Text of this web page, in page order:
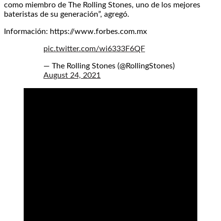
como miembro de The Rolling Stones, uno de los mejores
bateristas de su generación”, agregó.
Información: https://www.forbes.com.mx
pic.twitter.com/wi6333F6QF
— The Rolling Stones (@RollingStones)
August 24, 2021